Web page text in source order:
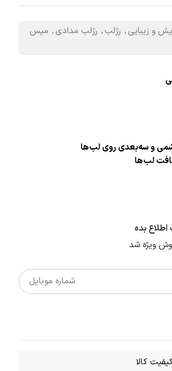
و زیبایی, رژلب, رژلب مدادی, میس
و سه‌بعدی روی لب‌ها
لب‌ها
بده
ویژه شد
کالا